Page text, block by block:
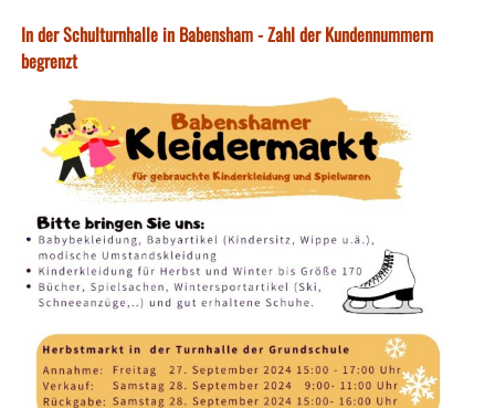
In der Schulturnhalle in Babensham - Zahl der Kundennummern
begrenzt